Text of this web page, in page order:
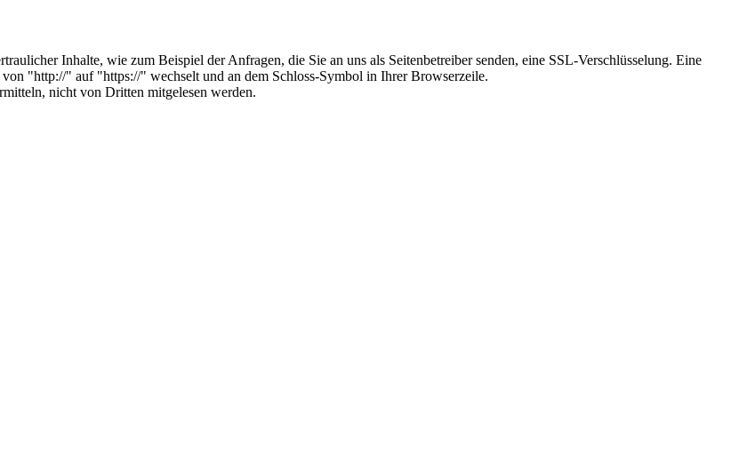
Inhalte, wie zum Beispiel der Anfragen, die Sie an uns als Seitenbetreiber senden, eine SSL-Verschlüsselung. Eine
"http://" auf "https://" wechselt und an dem Schloss-Symbol in Ihrer Browserzeile.
nicht von Dritten mitgelesen werden.